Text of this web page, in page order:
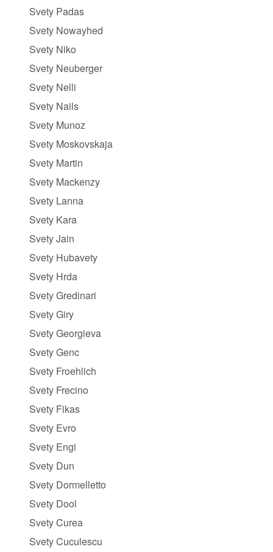
Svety Padas
Svety Nowayhed
Svety Niko
Svety Neuberger
Svety Nelli
Svety Nails
Svety Munoz
Svety Moskovskaja
Svety Martin
Svety Mackenzy
Svety Lanna
Svety Kara
Svety Jain
Svety Hubavety
Svety Hrda
Svety Gredinari
Svety Giry
Svety Georgieva
Svety Genc
Svety Froehlich
Svety Frecino
Svety Fikas
Svety Evro
Svety Engi
Svety Dun
Svety Dormelletto
Svety Dool
Svety Curea
Svety Cuculescu